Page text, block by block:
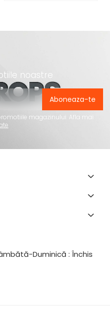
noastre
magazinului. Afla mai
Duminică : Închis